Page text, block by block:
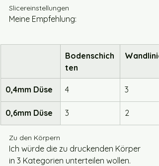
Slicereinstellungen
Meine Empfehlung:
Bodenschich
ten
0,4mm Düse 4 3
0,6mm Düse 3 2
Zu den Körpern
Ich würde die zu druckenden Körper
in 3 Kategorien unterteilen wollen.